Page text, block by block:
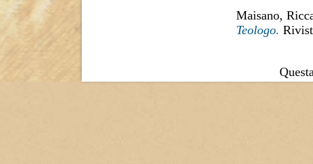
Maisano,
Teologo.